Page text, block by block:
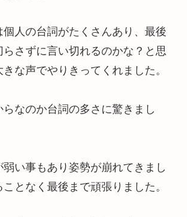
個人の台詞がたくさんあり、最後
らさずに言い切れるのかな？と思
な声でやりきってくれました。
らなのか台詞の多さに驚きまし
い事もあり姿勢が崩れてきまし
となく最後まで頑張りました。